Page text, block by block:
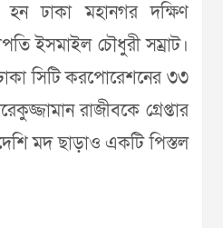
হন ঢাকা মহানগর দক্ষিণ
ইসমাইল চৌধুরী সম্রাট।
সিটি করপোরেশনের ৩৩
রাজীবকে গ্রেপ্তার
মদ ছাড়াও একটি পিস্তল